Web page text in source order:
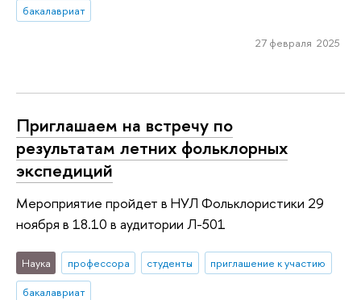
бакалавриат
27 февраля 2025
Приглашаем на встречу по
результатам летних фольклорных
экспедиций
Мероприятие пройдет в НУЛ Фольклористики 29
ноября в 18.10 в аудитории Л-501
Наука профессора студенты
приглашение к участию
бакалавриат